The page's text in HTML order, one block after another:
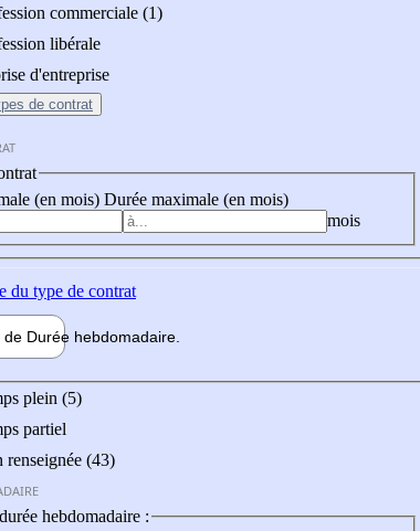
commerciale (1)
libérale
d'entreprise
de contrat
(en mois) Durée maximale (en mois)
mois
du type de contrat
de Durée hebdomadaire
plein (5)
partiel
renseignée (43)
hebdomadaire :